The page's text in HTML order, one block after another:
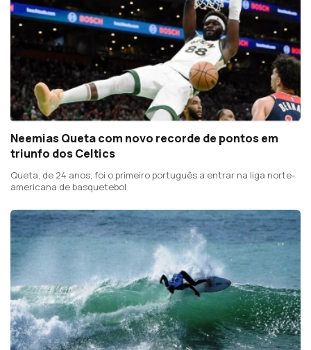
Neemias Queta com novo recorde de pontos em
triunfo dos Celtics
Queta, de 24 anos, foi o primeiro português a entrar na liga norte-
americana de basquetebol